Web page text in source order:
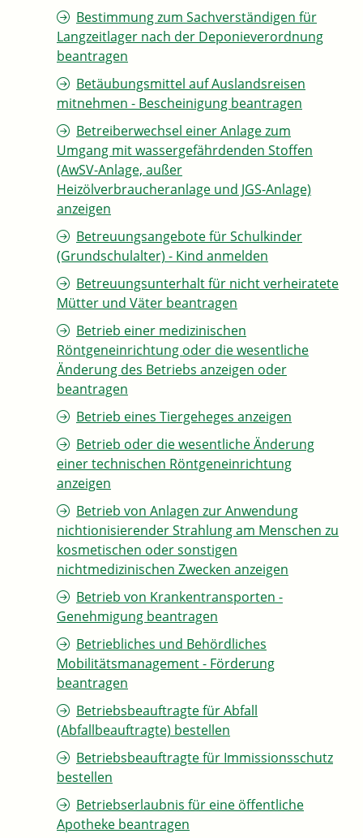
Bestimmung zum Sachverständigen für
Langzeitlager nach der Deponieverordnung
beantragen
Betäubungsmittel auf Auslandsreisen
mitnehmen - Bescheinigung beantragen
Betreiberwechsel einer Anlage zum
Umgang mit wassergefährdenden Stoffen
(AwSV-Anlage, außer
Heizölverbraucheranlage und JGS-Anlage)
anzeigen
Betreuungsangebote für Schulkinder
(Grundschulalter) - Kind anmelden
Betreuungsunterhalt für nicht verheiratete
Mütter und Väter beantragen
Betrieb einer medizinischen
Röntgeneinrichtung oder die wesentliche
Änderung des Betriebs anzeigen oder
beantragen
Betrieb eines Tiergeheges anzeigen
Betrieb oder die wesentliche Änderung
einer technischen Röntgeneinrichtung
anzeigen
Betrieb von Anlagen zur Anwendung
nichtionisierender Strahlung am Menschen zu
kosmetischen oder sonstigen
nichtmedizinischen Zwecken anzeigen
Betrieb von Krankentransporten -
Genehmigung beantragen
Betriebliches und Behördliches
Mobilitätsmanagement - Förderung
beantragen
Betriebsbeauftragte für Abfall
(Abfallbeauftragte) bestellen
Betriebsbeauftragte für Immissionsschutz
bestellen
Betriebserlaubnis für eine öffentliche
Apotheke beantragen